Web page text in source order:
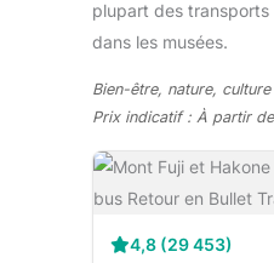
plupart des
dans les musées.
Bien-être, nature, culture
Prix indicatif : À partir
4,8 (29 453)